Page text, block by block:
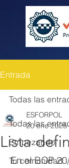
Entrada
Todas las
Empezando
Tu comunidad
Todas las
Lista
ESFORPOL
20 ene 2025
En el BOP